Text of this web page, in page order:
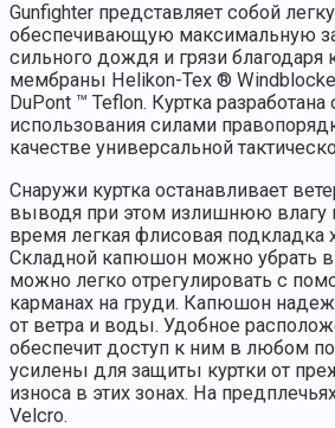
Gunfighter представляет собой
обеспечивающую максимальную
сильного дождя и грязи благодаря
мембраны Helikon-Tex ®
DuPont ™ Teflon. Куртка
использования силами
качестве универсальной
Снаружи куртка останавливает
выводя при этом излишнюю влагу
время легкая флисовая подкладка
Складной капюшон можно убрать в
можно легко отрегулировать с
карманах на груди. Капюшон
от ветра и воды. Удобное
обеспечит доступ к ним в любом
усилены для защиты куртки от
износа в этих зонах. На
Velcro.